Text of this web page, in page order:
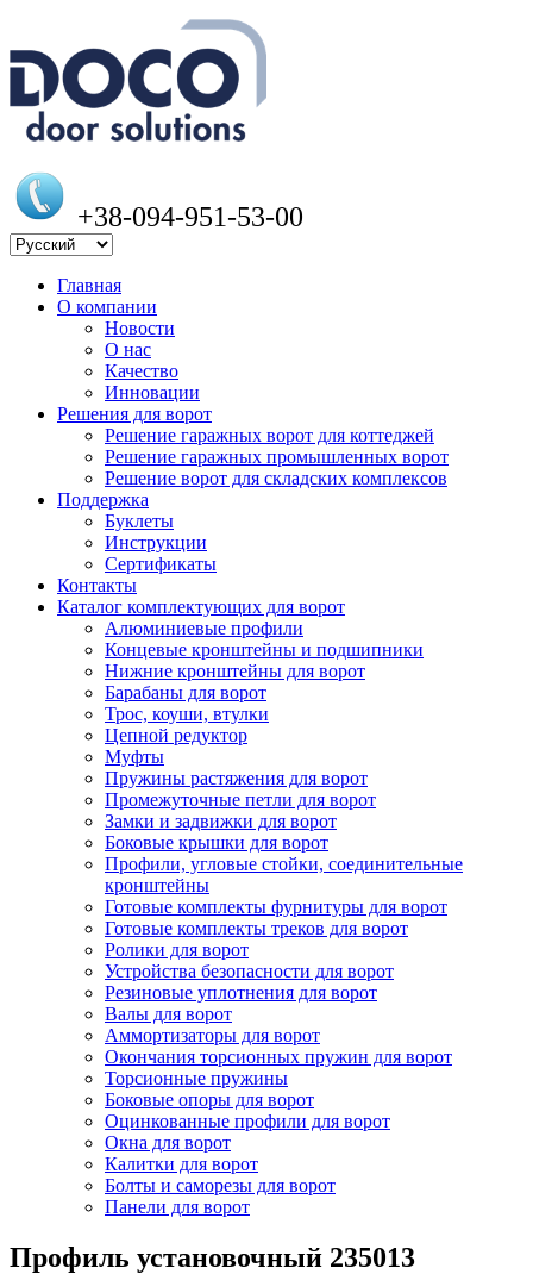
+38-094-951-53-00
Главная
О компании
Новости
О нас
Качество
Инновации
Решения для ворот
Решение гаражных ворот для коттеджей
Решение гаражных промышленных ворот
Решение ворот для складских комплексов
Поддержка
Буклеты
Инструкции
Сертификаты
Контакты
Каталог комплектующих для ворот
Алюминиевые профили
Концевые кронштейны и подшипники
Нижние кронштейны для ворот
Барабаны для ворот
Трос, коуши, втулки
Цепной редуктор
Муфты
Пружины растяжения для ворот
Промежуточные петли для ворот
Замки и задвижки для ворот
Боковые крышки для ворот
Профили, угловые стойки, соединительные
кронштейны
Готовые комплекты фурнитуры для ворот
Готовые комплекты треков для ворот
Ролики для ворот
Устройства безопасности для ворот
Резиновые уплотнения для ворот
Валы для ворот
Аммортизаторы для ворот
Окончания торсионных пружин для ворот
Торсионные пружины
Боковые опоры для ворот
Оцинкованные профили для ворот
Окна для ворот
Калитки для ворот
Болты и саморезы для ворот
Панели для ворот
Профиль установочный 235013